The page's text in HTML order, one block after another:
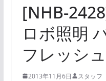
[NHB-
ロボ照明
フレッシュ
2013年11月6日 スタッフ